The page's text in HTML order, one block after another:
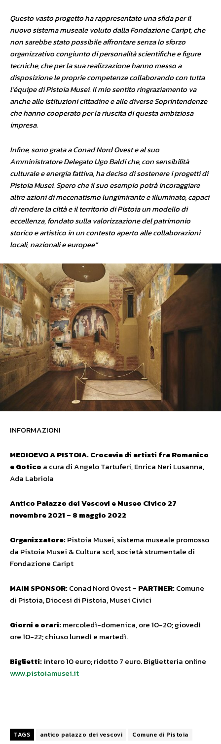
Questo vasto progetto ha rappresentato una sfida per il
nuovo sistema museale voluto dalla Fondazione Caript, che
non sarebbe stato possibile affrontare senza lo sforzo
organizzativo congiunto di personalità scientifiche e figure
tecniche, che per la sua realizzazione hanno messo a
disposizione le proprie competenze collaborando con tutta
l’équipe di Pistoia Musei. Il mio sentito ringraziamento va
anche alle istituzioni cittadine e alle diverse Soprintendenze
che hanno cooperato per la riuscita di questa ambiziosa
impresa.
Infine, sono grata a Conad Nord Ovest e al suo
Amministratore DelegatoUgoBaldi che, con sensibilità
culturale e energia fattiva, ha deciso di sostenere i progetti di
Pistoia Musei. Spero che il suo esempio potràincoraggiare
altre azioni di mecenatismo lungimirante e illuminato, capaci
di rendere la città e il territorio di Pistoia un modello di
eccellenza, fondato sulla valorizzazione del patrimonio
storico e artistico in un contesto aperto alle collaborazioni
locali, nazionali e europee”
INFORMAZIONI
MEDIOEVO A PISTOIA. Crocevia di artisti fra Romanico
e Gotico a cura di Angelo Tartuferi, Enrica Neri Lusanna,
Ada Labriola
Antico Palazzo dei Vescovi e Museo Civico 27
novembre 2021 – 8 maggio 2022
Organizzatore:Pistoia Musei, sistema museale promosso
da Pistoia Musei & Cultura scrl, società strumentale di
Fondazione Caript
MAIN SPONSOR:Conad Nord Ovest– PARTNER:Comune
di Pistoia, Diocesi di Pistoia, Musei Civici
Giorni e orari:mercoledì-domenica, ore 10-20; giovedì
ore 10-22; chiuso lunedì e martedì.
Biglietti:intero 10 euro; ridotto 7 euro. Biglietteria online
www.pistoiamusei.it
TAGS antico palazzo dei vescovi Comune di Pistoia